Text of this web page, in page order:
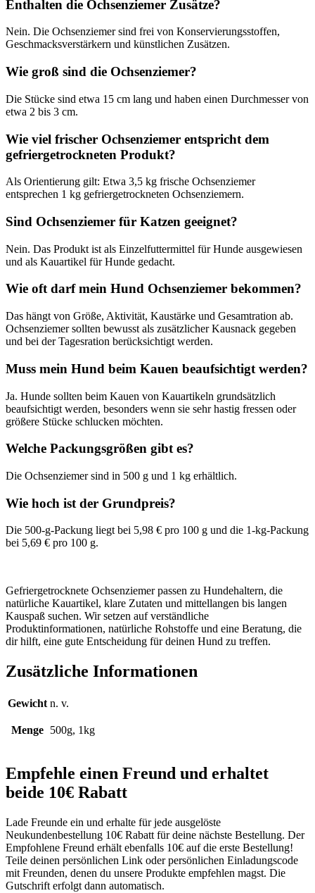
Enthalten die Ochsenziemer Zusätze?
Nein. Die Ochsenziemer sind frei von Konservierungsstoffen,
Geschmacksverstärkern und künstlichen Zusätzen.
Wie groß sind die Ochsenziemer?
Die Stücke sind etwa 15 cm lang und haben einen Durchmesser von
etwa 2 bis 3 cm.
Wie viel frischer Ochsenziemer entspricht dem
gefriergetrockneten Produkt?
Als Orientierung gilt: Etwa 3,5 kg frische Ochsenziemer
entsprechen 1 kg gefriergetrockneten Ochsenziemern.
Sind Ochsenziemer für Katzen geeignet?
Nein. Das Produkt ist als Einzelfuttermittel für Hunde ausgewiesen
und als Kauartikel für Hunde gedacht.
Wie oft darf mein Hund Ochsenziemer bekommen?
Das hängt von Größe, Aktivität, Kaustärke und Gesamtration ab.
Ochsenziemer sollten bewusst als zusätzlicher Kausnack gegeben
und bei der Tagesration berücksichtigt werden.
Muss mein Hund beim Kauen beaufsichtigt werden?
Ja. Hunde sollten beim Kauen von Kauartikeln grundsätzlich
beaufsichtigt werden, besonders wenn sie sehr hastig fressen oder
größere Stücke schlucken möchten.
Welche Packungsgrößen gibt es?
Die Ochsenziemer sind in 500 g und 1 kg erhältlich.
Wie hoch ist der Grundpreis?
Die 500-g-Packung liegt bei 5,98 € pro 100 g und die 1-kg-Packung
bei 5,69 € pro 100 g.
Gefriergetrocknete Ochsenziemer passen zu Hundehaltern, die
natürliche Kauartikel, klare Zutaten und mittellangen bis langen
Kauspaß suchen. Wir setzen auf verständliche
Produktinformationen, natürliche Rohstoffe und eine Beratung, die
dir hilft, eine gute Entscheidung für deinen Hund zu treffen.
Zusätzliche Informationen
Gewicht n. v.
Menge 500g, 1kg
Empfehle einen Freund und erhaltet
beide 10€ Rabatt
Lade Freunde ein und erhalte für jede ausgelöste
Neukundenbestellung 10€ Rabatt für deine nächste Bestellung. Der
Empfohlene Freund erhält ebenfalls 10€ auf die erste Bestellung!
Teile deinen persönlichen Link oder persönlichen Einladungscode
mit Freunden, denen du unsere Produkte empfehlen magst. Die
Gutschrift erfolgt dann automatisch.